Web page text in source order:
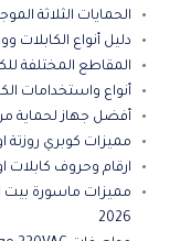
الحمايات الثلاثة
دليل أنواع الكابلات
المقاطع المختلفة
أنواع واستخدامات
أفضل جهاز لحماية من
مميزات كوبري روزتة اونيكا 2 بول من شنايدر | دليل
ارقام وحروف كابلات
2026